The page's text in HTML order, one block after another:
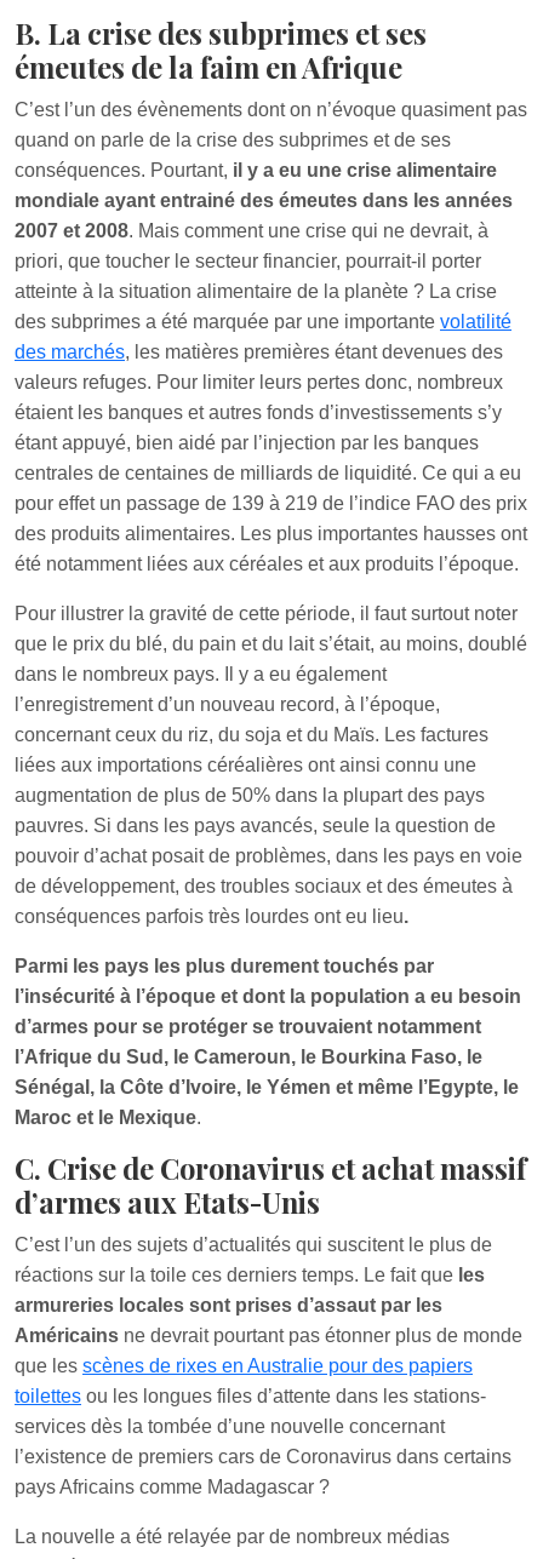
B. La crise des subprimes et ses
émeutes de la faim en Afrique
C’est l’un des évènements dont on n’évoque quasiment pas
quand on parle de la crise des subprimes et de ses
conséquences. Pourtant, il y a eu une crise alimentaire
mondiale ayant entrainé des émeutes dans les années
2007 et 2008. Mais comment une crise qui ne devrait, à
priori, que toucher le secteur financier, pourrait-il porter
atteinte à la situation alimentaire de la planète ? La crise
des subprimes a été marquée par une importante volatilité
des marchés, les matières premières étant devenues des
valeurs refuges. Pour limiter leurs pertes donc, nombreux
étaient les banques et autres fonds d’investissements s’y
étant appuyé, bien aidé par l’injection par les banques
centrales de centaines de milliards de liquidité. Ce qui a eu
pour effet un passage de 139 à 219 de l’indice FAO des prix
des produits alimentaires. Les plus importantes hausses ont
été notamment liées aux céréales et aux produits l’époque.
Pour illustrer la gravité de cette période, il faut surtout noter
que le prix du blé, du pain et du lait s’était, au moins, doublé
dans le nombreux pays. Il y a eu également
l’enregistrement d’un nouveau record, à l’époque,
concernant ceux du riz, du soja et du Maïs. Les factures
liées aux importations céréalières ont ainsi connu une
augmentation de plus de 50% dans la plupart des pays
pauvres. Si dans les pays avancés, seule la question de
pouvoir d’achat posait de problèmes, dans les pays en voie
de développement, des troubles sociaux et des émeutes à
conséquences parfois très lourdes ont eu lieu.
Parmi les pays les plus durement touchés par
l’insécurité à l’époque et dont la population a eu besoin
d’armes pour se protéger se trouvaient notamment
l’Afrique du Sud, le Cameroun, le Bourkina Faso, le
Sénégal, la Côte d’Ivoire, le Yémen et même l’Egypte, le
Maroc et le Mexique.
C. Crise de Coronavirus et achat massif
d’armes aux Etats-Unis
C’est l’un des sujets d’actualités qui suscitent le plus de
réactions sur la toile ces derniers temps. Le fait que les
armureries locales sont prises d’assaut par les
Américains ne devrait pourtant pas étonner plus de monde
que les scènes de rixes en Australie pour des papiers
toilettes ou les longues files d’attente dans les stations-
services dès la tombée d’une nouvelle concernant
l’existence de premiers cars de Coronavirus dans certains
pays Africains comme Madagascar ?
La nouvelle a été relayée par de nombreux médias